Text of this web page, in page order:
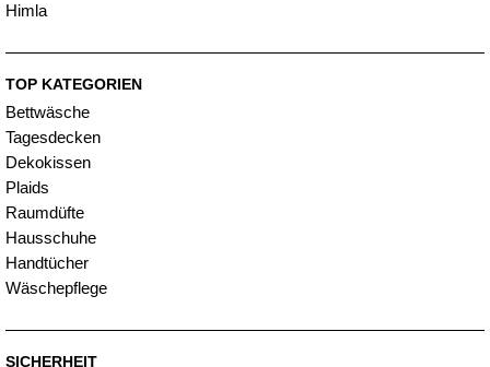
Himla
TOP KATEGORIEN
Bettwäsche
Tagesdecken
Dekokissen
Plaids
Raumdüfte
Hausschuhe
Handtücher
Wäschepflege
SICHERHEIT